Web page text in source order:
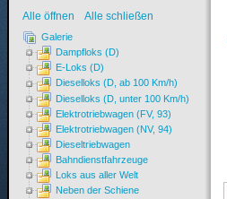
Alle öffnen Alle schließen
Galerie
Dampfloks (D)
E-Loks (D)
Dieselloks (D, ab 100 Km/h)
Dieselloks (D, unter 100 Km/h)
Elektrotriebwagen (FV, 93)
Elektrotriebwagen (NV, 94)
Dieseltriebwagen
Bahndienstfahrzeuge
Loks aus aller Welt
Neben der Schiene